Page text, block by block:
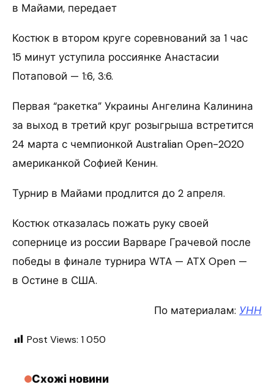
в Майами, передает
Костюк в втором круге соревнований за 1 час
15 минут уступила россиянке Анастасии
Потаповой — 1:6, 3:6.
Первая “ракетка” Украины Ангелина Калинина
за выход в третий круг розыгрыша встретится
24 марта с чемпионкой Australian Open-2020
американкой Софией Кенин.
Турнир в Майами продлится до 2 апреля.
Костюк отказалась пожать руку своей
сопернице из россии Варваре Грачевой после
победы в финале турнира WTA — ATX Open —
в Остине в США.
По материалам: УНН
Post Views: 1 050
Схожі новини